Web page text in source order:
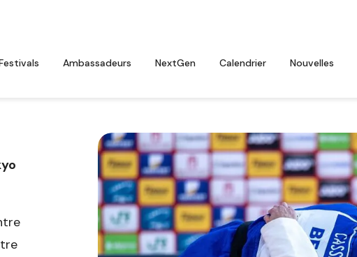
Ambassadeurs NextGen Calendrier Nouvelles